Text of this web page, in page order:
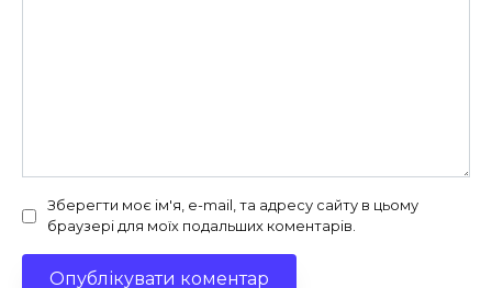
Зберегти моє ім'я, e-mail, та адресу сайту в цьому
браузері для моїх подальших коментарів.